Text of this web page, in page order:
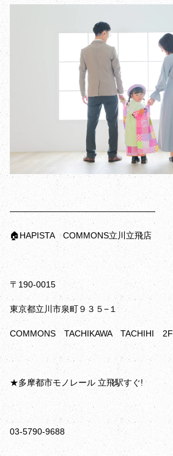
—————————————————
🏠HAPISTA COMMONS立川立飛店
〒190-0015
東京都立川市泉町９３５−１
COMMONS TACHIKAWA TACHIHI 2F
★多摩都市モノレール 立飛駅すぐ!
03-5790-9688